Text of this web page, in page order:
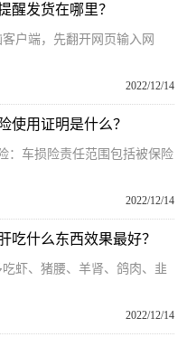
醒发货在哪里？
户端，先翻开网页输入网
2022/12/14
使用证明是什么？
：车损险责任范围包括被保险
2022/12/14
吃什么东西效果最好？
虾、猪腰、羊肾、鸽肉、韭
2022/12/14